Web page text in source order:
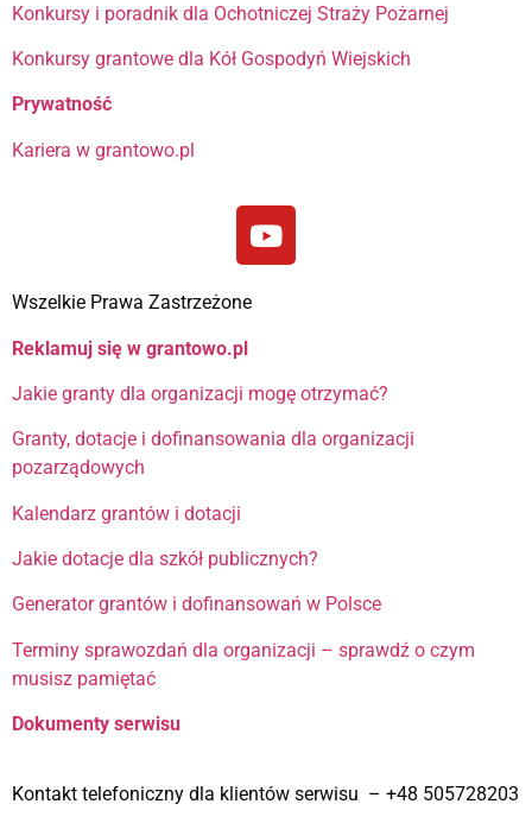
Konkursy i poradnik dla Ochotniczej Straży Pożarnej
Konkursy grantowe dla Kół Gospodyń Wiejskich
Prywatność
Kariera w grantowo.pl
Wszelkie Prawa Zastrzeżone
Reklamuj się w grantowo.pl
Jakie granty dla organizacji mogę otrzymać?
Granty, dotacje i dofinansowania dla organizacji
pozarządowych
Kalendarz grantów i dotacji
Jakie dotacje dla szkół publicznych?
Generator grantów i dofinansowań w Polsce
Terminy sprawozdań dla organizacji – sprawdź o czym
musisz pamiętać
Dokumenty serwisu
Kontakt telefoniczny dla klientów serwisu – +48 505728203